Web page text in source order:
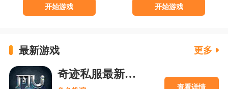
开始游戏 开始游戏
最新游戏 更多
奇迹私服最新下载v1.5.5
查看详情